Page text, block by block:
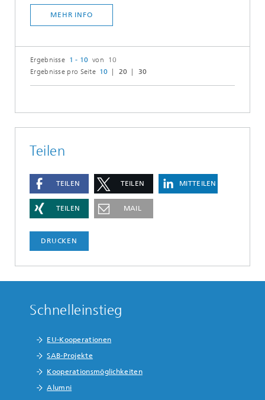
MEHR INFO
Ergebnisse 1 - 10 von 10
Ergebnisse pro Seite 10 20 30
Teilen
TEILEN TEILEN MITTEILEN
TEILEN MAIL
DRUCKEN
Schnelleinstieg
EU-Kooperationen
SAB-Projekte
Kooperationsmöglichkeiten
Alumni